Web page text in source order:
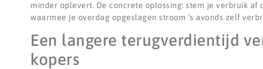
minder oplevert. De concrete oplossing: stem je verbruik
waarmee je overdag opgeslagen stroom ’s avonds zelf
Een langere terugverdientijd
kopers